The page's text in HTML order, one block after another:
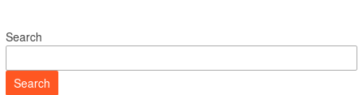
Search
Search